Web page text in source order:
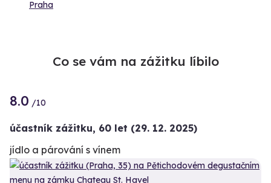
Praha
Co se vám na zážitku líbilo
8.0 /10
účastník zážitku, 60 let (29. 12. 2025)
jídlo a párování s vínem